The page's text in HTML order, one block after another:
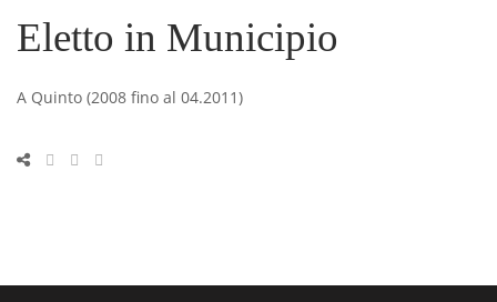
Eletto in Municipio
A Quinto (2008 fino al 04.2011)